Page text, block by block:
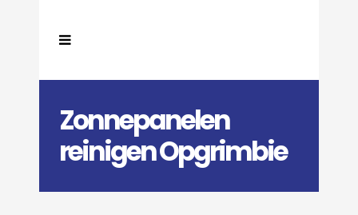
Zonnepanelen
reinigen Opgrimbie